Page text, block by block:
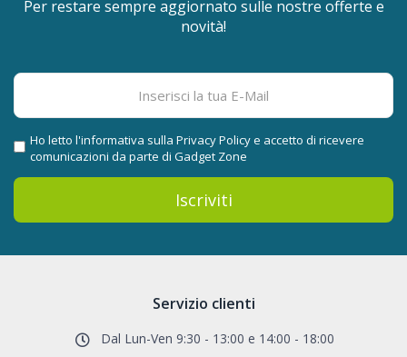
Per restare sempre aggiornato sulle nostre offerte e
novità!
Iscriviti
Ho letto l'informativa sulla Privacy Policye accetto di ricevere
comunicazioni da parte di Gadget Zone
Servizio clienti
Dal Lun-Ven 9:30 - 13:00 e 14:00 - 18:00